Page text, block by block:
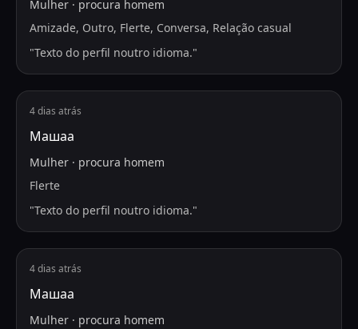
Mulher · procura homem
Amizade, Outro, Flerte, Conversa, Relação casual
"Texto do perfil noutro idioma."
4 dias atrás
Машаа
Mulher · procura homem
Flerte
"Texto do perfil noutro idioma."
4 dias atrás
Машаа
Mulher · procura homem